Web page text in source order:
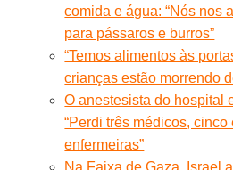
comida e água: “Nós nos
para pássaros e burros”
“Temos alimentos às
crianças estão morrendo
O anestesista do hospital
“Perdi três médicos,
enfermeiras”
Na Faixa de Gaza, Israel